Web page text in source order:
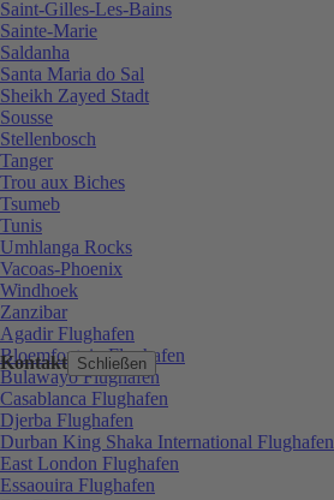
Kontakt Schließen
Saint-Gilles-Les-Bains
Sainte-Marie
Saldanha
Santa Maria do Sal
Sheikh Zayed Stadt
Sousse
Stellenbosch
Tanger
Trou aux Biches
Tsumeb
Tunis
Umhlanga Rocks
Vacoas-Phoenix
Windhoek
Zanzibar
Agadir Flughafen
Bloemfontein Flughafen
Bulawayo Flughafen
Casablanca Flughafen
Djerba Flughafen
Durban King Shaka International Flughafen
East London Flughafen
Essaouira Flughafen